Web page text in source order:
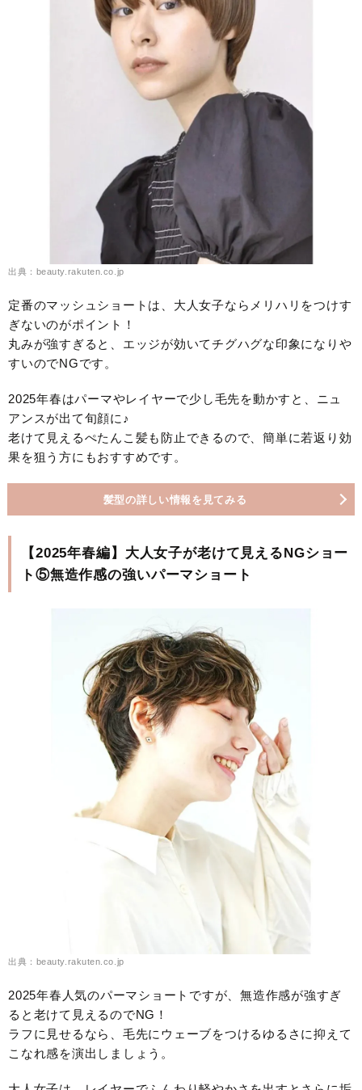
出典：beauty.rakuten.co.jp
定番のマッシュショートは、大人女子ならメリハリをつけす
ぎないのがポイント！
丸みが強すぎると、エッジが効いてチグハグな印象になりや
すいのでNGです。
2025年春はパーマやレイヤーで少し毛先を動かすと、ニュ
アンスが出て旬顔に♪
老けて見えるぺたんこ髪も防止できるので、簡単に若返り効
果を狙う方にもおすすめです。
髪型の詳しい情報を見てみる
【2025年春編】大人女子が老けて見えるNGショー
ト⑤無造作感の強いパーマショート
出典：beauty.rakuten.co.jp
2025年春人気のパーマショートですが、無造作感が強すぎ
ると老けて見えるのでNG！
ラフに見せるなら、毛先にウェーブをつけるゆるさに抑えて
こなれ感を演出しましょう。